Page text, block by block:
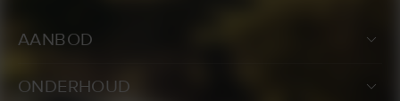
AANBOD
ONDERHOUD